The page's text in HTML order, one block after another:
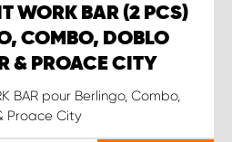
WORK BAR (2 PCS)
COMBO, DOBLO
& PROACE CITY
BAR pour Berlingo, Combo,
Proace City